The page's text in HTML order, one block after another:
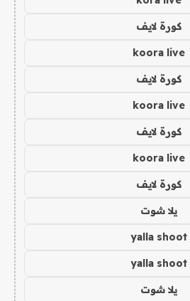
كورة لايف
koora live
كورة لايف
koora live
كورة لايف
koora live
كورة لايف
يلا شوت
yalla shoot
yalla shoot
يلا شوت